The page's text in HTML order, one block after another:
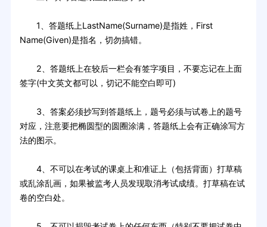
1、答题纸上LastName(Surname)是指姓，First
Name(Given)是指名，切勿搞错。
2、答题纸上在较后一栏会有签字项目，不要忘记在上面
签字(中文英文都可以，切记不能空白即可)
3、答案必须抄写到答题纸上，题号必须与试卷上的题号
对应，注意要把椭圆型的圆圈涂满，答题纸上会有正确涂写方
法的图示。
4、不可以在考试的课桌上和准证上（包括背面）打草稿
或乱涂乱画，如果被监考人员发现取消考试成绩。打草稿在试
卷的空白处。